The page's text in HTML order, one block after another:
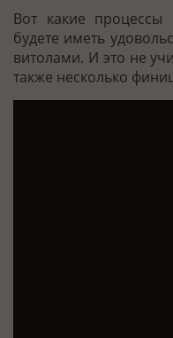
Вот какие
будете иметь
витолами. И это не
также несколько